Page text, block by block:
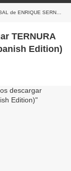
SERNA (Spanish Edition)
TERNURA
Edition)